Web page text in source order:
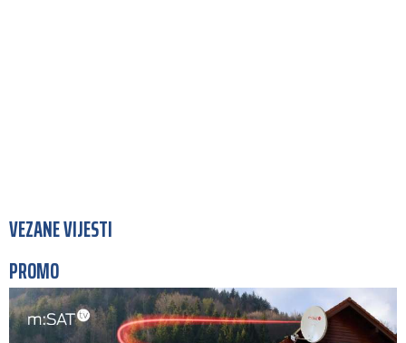
VEZANE VIJESTI
PROMO